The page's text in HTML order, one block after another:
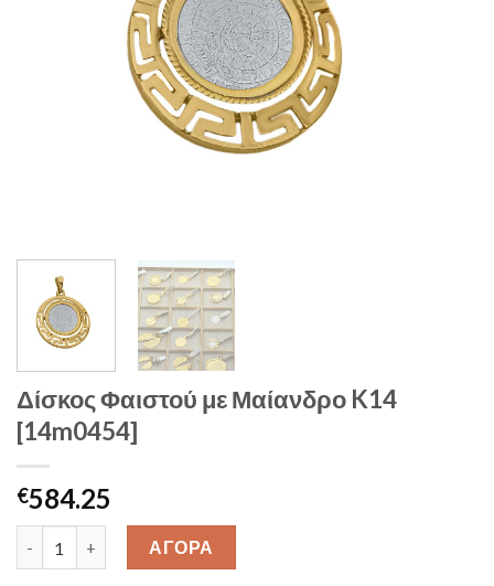
Δίσκος Φαιστού με Μαίανδρο K14
[14m0454]
€584.25
Δίσκος Φαιστού με Μαίανδρο K14 [14m0454] quantity
ΑΓΟΡΑ